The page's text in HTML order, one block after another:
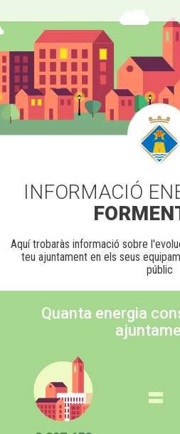
INFORMACIÓ
Aquí trobaràs informació sobre
teu ajuntament en els seus
públic
Quanta energia